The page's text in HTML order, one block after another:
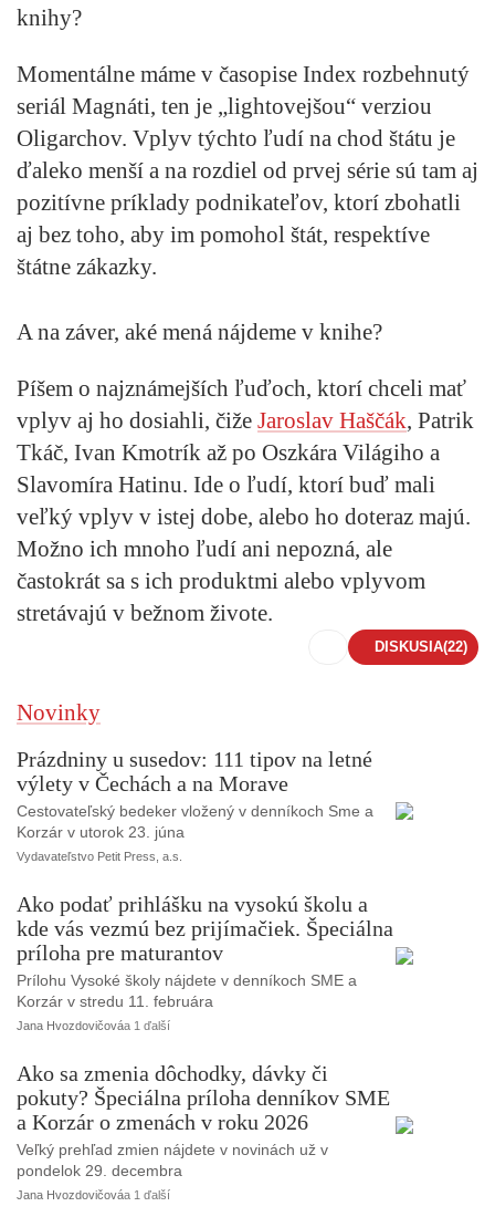
knihy?
Momentálne máme v časopise Index rozbehnutý
seriál Magnáti, ten je „lightovejšou“ verziou
Oligarchov. Vplyv týchto ľudí na chod štátu je
ďaleko menší a na rozdiel od prvej série sú tam aj
pozitívne príklady podnikateľov, ktorí zbohatli
aj bez toho, aby im pomohol štát, respektíve
štátne zákazky.
A na záver, aké mená nájdeme v knihe?
Píšem o najznámejších ľuďoch, ktorí chceli mať
vplyv aj ho dosiahli, čiže Jaroslav Haščák, Patrik
Tkáč, Ivan Kmotrík až po Oszkára Világiho a
Slavomíra Hatinu. Ide o ľudí, ktorí buď mali
veľký vplyv v istej dobe, alebo ho doteraz majú.
Možno ich mnoho ľudí ani nepozná, ale
častokrát sa s ich produktmi alebo vplyvom
stretávajú v bežnom živote.
DISKUSIA(22)
Novinky
Prázdniny u susedov: 111 tipov na letné
výlety v Čechách a na Morave
Cestovateľský bedeker vložený v denníkoch Sme a
Korzár v utorok 23. júna
Vydavateľstvo Petit Press, a.s.
Ako podať prihlášku na vysokú školu a
kde vás vezmú bez prijímačiek. Špeciálna
príloha pre maturantov
Prílohu Vysoké školy nájdete v denníkoch SME a
Korzár v stredu 11. februára
Jana Hvozdovičováa 1 ďalší
Ako sa zmenia dôchodky, dávky či
pokuty? Špeciálna príloha denníkov SME
a Korzár o zmenách v roku 2026
Veľký prehľad zmien nájdete v novinách už v
pondelok 29. decembra
Jana Hvozdovičováa 1 ďalší